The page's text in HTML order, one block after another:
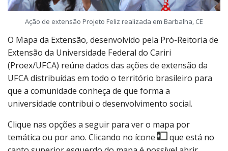
Ação de extensão Projeto Feliz realizada em Barbalha, CE
O Mapa da Extensão, desenvolvido pela Pró-Reitoria de
Extensão da Universidade Federal do Cariri
(Proex/UFCA) reúne dados das ações de extensão da
UFCA distribuídas em todo o território brasileiro para
que a comunidade conheça de que forma a
universidade contribui o desenvolvimento social.
Clique nas opções a seguir para ver o mapa por
temática ou por ano. Clicando no ícone
que está no